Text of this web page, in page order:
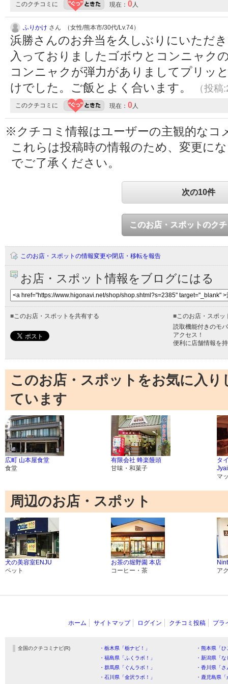
このクチコミに 現在： 0人
ふりかけ さん （女性/熊本市/30代/Lv.74）
浜勝さんのお弁当を久しぶりにいただ
入っておりましたゴボウとコンニャク
コンニャクが弾力がありましてプリッ
けでした。ご飯とよく合います。
（投
このクチコミに 現在： 0人
※クチコミ情報はユーザーの主観的なコ
これらは投稿時の情報のため、変更に
でご了承ください。
次の10件
このお店・スポットのク
このお店・スポットの情報変更や閉店・移転を報告
お店・スポット情報をブログにはる
■このお店・スポットを共有する ■このお店・スポッ
読取機能付きのモ
アクセス！
便利に店舗情報を
このお店・スポットをお気に入
ています
広町 山本屋食堂
食堂
有限会社 蜂楽饅頭
甘味・和菓子
タ
Jyai
マ
周辺のお店・スポット
犬の美容室ENJU
ペット
お茶の堀野園 本店
コーヒー・茶
ア
ホーム サイトマップ ログイン クチコミ投稿 プラ
全国のクチコミナビ(R) ・栃木県「栃ナビ！」
・熊本県「
・福島県「ふくラボ！」
・新潟県「
・群馬県「ぐんラボ！」
・香川県「
・石川県「金沢ラボ！」
・鹿児島県